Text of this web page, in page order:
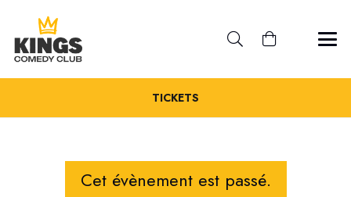
TICKETS
Cet évènement est passé.